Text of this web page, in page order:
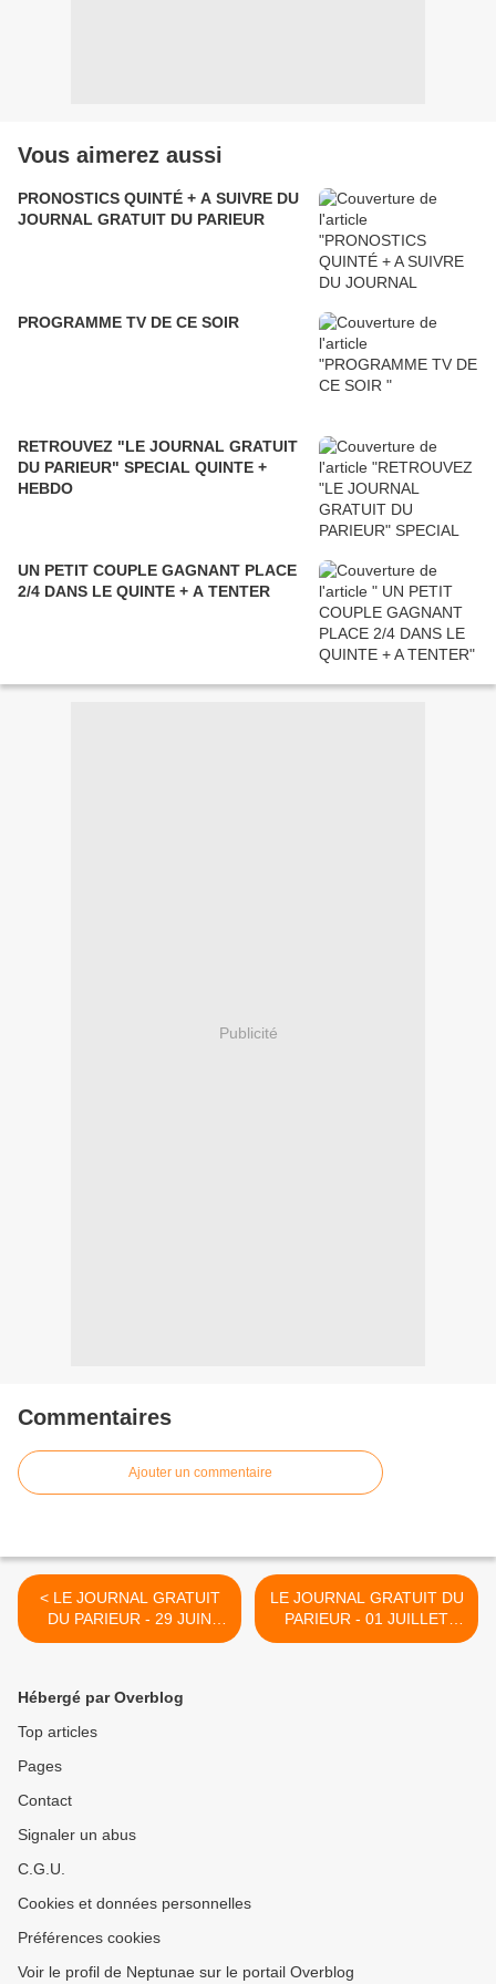
Vous aimerez aussi
PRONOSTICS QUINTÉ + A SUIVRE DU
JOURNAL GRATUIT DU PARIEUR
PROGRAMME TV DE CE SOIR
RETROUVEZ "LE JOURNAL GRATUIT
DU PARIEUR" SPECIAL QUINTE +
HEBDO
UN PETIT COUPLE GAGNANT PLACE
2/4 DANS LE QUINTE + A TENTER
Publicité
Commentaires
Ajouter un commentaire
< LE JOURNAL GRATUIT
DU PARIEUR - 29 JUIN
2021 - COUPLE DU JOUR
LE JOURNAL GRATUIT DU
PARIEUR - 01 JUILLET
2021 - COUPLE DU JOUR
Hébergé par Overblog
Top articles
Pages
Contact
Signaler un abus
C.G.U.
Cookies et données personnelles
Préférences cookies
Voir le profil de Neptunae sur le portail Overblog